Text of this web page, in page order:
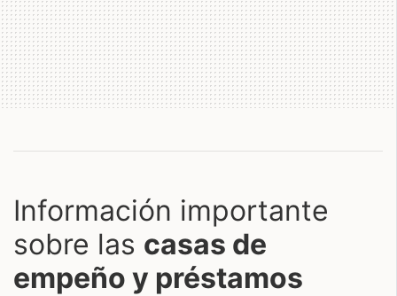
Información importante
sobre las casas de
empeño y préstamos